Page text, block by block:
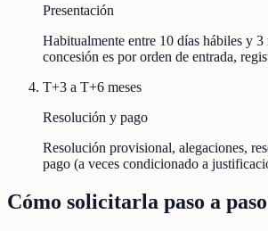
Presentación
Habitualmente entre 10 días hábiles y 3
concesión es por orden de entrada,
T+3 a T+6 meses
Resolución y pago
Resolución provisional, alegaciones,
pago (a veces condicionado a
Cómo solicitarla paso a paso